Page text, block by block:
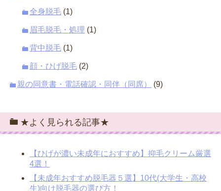
全身脱毛 (1)
眉毛脱毛・処理 (1)
背中脱毛 (1)
顔・ひげ脱毛 (2)
親の同意書・電話確認・同伴（同席） (9)
★よく見られる記事★
【ひげが濃い未成年におすすめ】抑毛クリーム厳選
4選！
【未成年おすすめ脱毛器５選】10代(大学生・高校
生)向け脱毛器の選び方！